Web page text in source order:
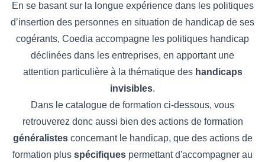
En se basant sur la longue expérience dans les politiques
d’insertion des personnes en situation de handicap de ses
cogérants, Coedia accompagne les politiques handicap
déclinées dans les entreprises, en apportant une
attention particulière à la thématique des handicaps
invisibles.
Dans le catalogue de formation ci-dessous, vous
retrouverez donc aussi bien des actions de formation
généralistesconcernant le handicap, que des actions de
formation plus spécifiques permettant d'accompagner au